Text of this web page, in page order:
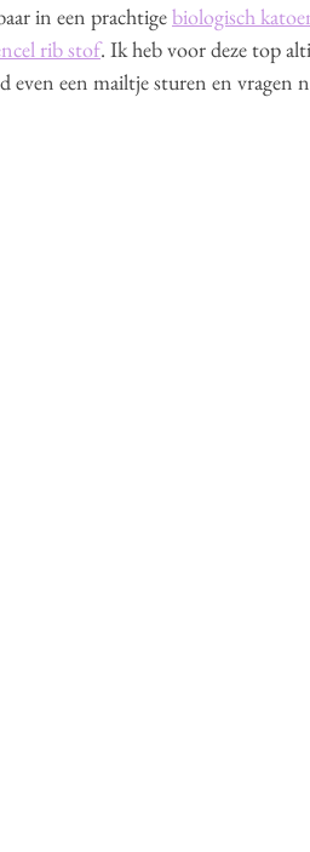
in een prachtige biologisch
rib stof. Ik heb voor deze top
even een mailtje sturen en vragen